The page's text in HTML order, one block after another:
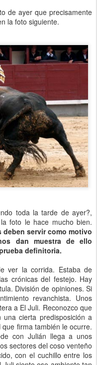
de ayer que precisamente
la foto siguiente.
toda la tarde de ayer?,
foto le hace mucho bien.
deben servir como motivo
dan muestra de ello
definitoria.
ver la corrida. Estaba de
crónicas del festejo. Hay
División de opiniones. Si
revanchista. Unos
a El Juli. Reconozco que
cierta predisposición a
firma también le ocurre.
con Julián llega a unos
sectores del coso venteño
con el cuchillo entre los